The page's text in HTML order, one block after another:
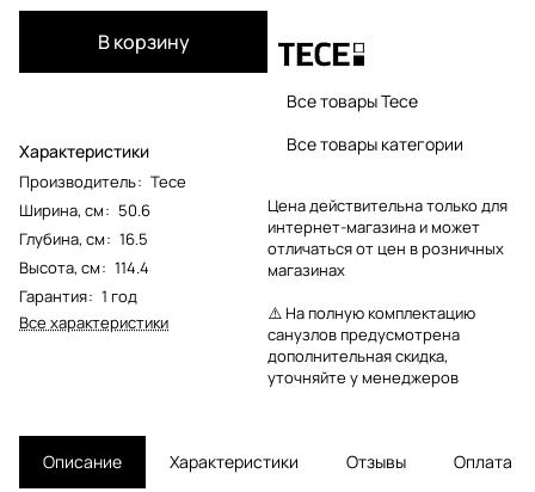
В корзину
Характеристики
Производитель: Tece
Ширина, см: 50.6
Глубина, см: 16.5
Высота, см: 114.4
Гарантия: 1 год
Все характеристики
Все товары Tece
Все товары категории
Цена действительна только для
интернет-магазина и может
отличаться от цен в розничных
магазинах
⚠️ На полную комплектацию
санузлов предусмотрена
дополнительная скидка,
уточняйте у менеджеров
Описание Характеристики Отзывы Оплата